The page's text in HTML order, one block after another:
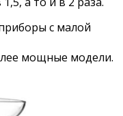
с малой
мощные модели.